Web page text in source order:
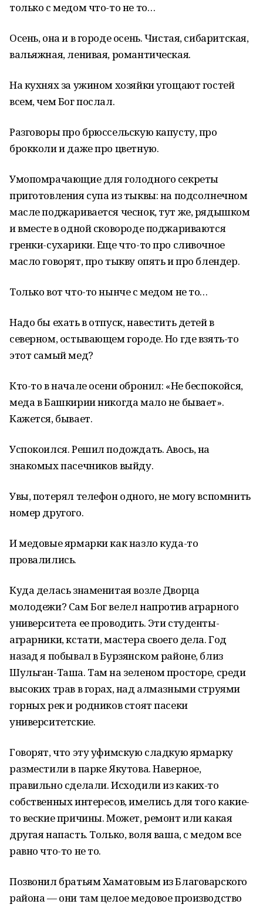
только с медом что-то не то…
Осень, она и в городе осень. Чистая, сибаритская,
вальяжная, ленивая, романтическая.
На кухнях за ужином хозяйки угощают гостей
всем, чем Бог послал.
Разговоры про брюссельскую капусту, про
брокколи и даже про цветную.
Умопомрачающие для голодного секреты
приготовления супа из тыквы: на подсолнечном
масле поджаривается чеснок, тут же, рядышком
и вместе в одной сковороде поджариваются
гренки-сухарики. Еще что-то про сливочное
масло говорят, про тыкву опять и про блендер.
Только вот что-то нынче с медом не то…
Надо бы ехать в отпуск, навестить детей в
северном, остывающем городе. Но где взять-то
этот самый мед?
Кто-то в начале осени обронил: «Не беспокойся,
меда в Башкирии никогда мало не бывает».
Кажется, бывает.
Успокоился. Решил подождать. Авось, на
знакомых пасечников выйду.
Увы, потерял телефон одного, не могу вспомнить
номер другого.
И медовые ярмарки как назло куда-то
провалились.
Куда делась знаменитая возле Дворца
молодежи? Сам Бог велел напротив аграрного
университета ее проводить. Эти студенты-
аграрники, кстати, мастера своего дела. Год
назад я побывал в Бурзянском районе, близ
Шульган-Таша. Там на зеленом просторе, среди
высоких трав в горах, над алмазными струями
горных рек и родников стоят пасеки
университетские.
Говорят, что эту уфимскую сладкую ярмарку
разместили в парке Якутова. Наверное,
правильно сделали. Исходили из каких-то
собственных интересов, имелись для того какие-
то веские причины. Может, ремонт или какая
другая напасть. Только, воля ваша, с медом все
равно что-то не то.
Позвонил братьям Хаматовым из Благоварского
района — они там целое медовое производство